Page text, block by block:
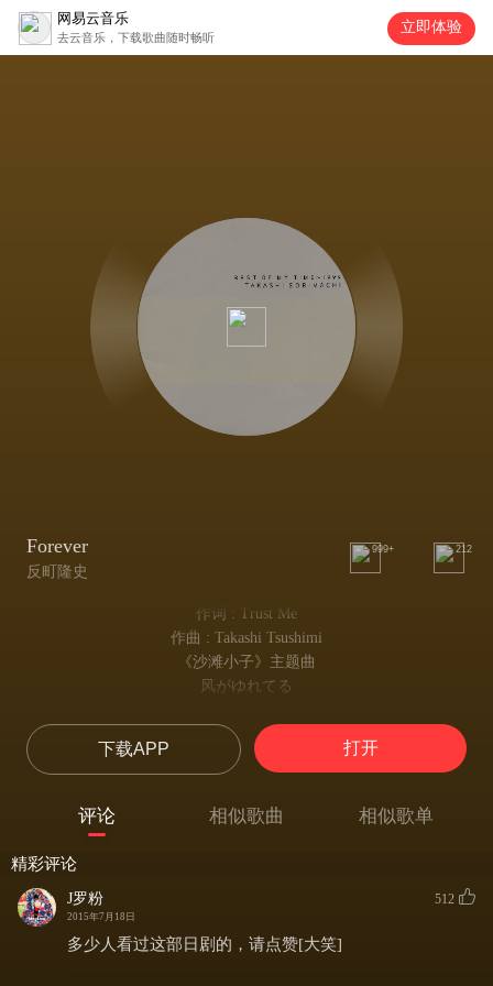
网易云音乐
去云音乐，下载歌曲随时畅听
立即体验
Forever
反町隆史
999+ 212
作词 : Trust Me
作曲 : Takashi Tsushimi
《沙滩小子》主题曲
风がゆれてる
波が歌ってる
浪涛唱着歌
俺は今日も步いてる
我也在努力着
砂をつかんで
让我感到季节的到来
下载APP 打开
评论 相似歌曲 相似歌单
精彩评论
J罗粉
2015年7月18日
512
多少人看过这部日剧的，请点赞[大笑]